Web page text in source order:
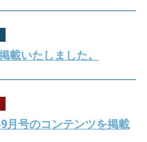
載いたしました。
号のコンテンツを掲載